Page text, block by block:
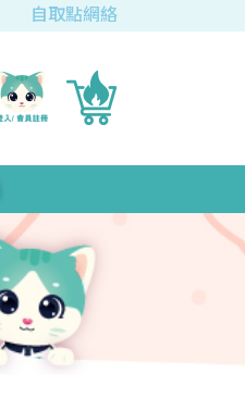
自取點網絡